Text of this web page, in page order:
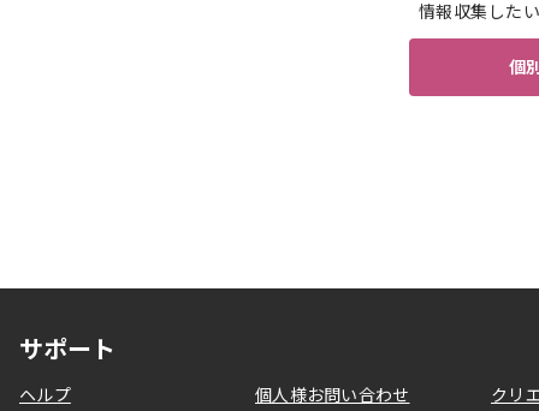
情報収集した
個
サポート
ヘルプ 個人様お問い合わせ
クリ